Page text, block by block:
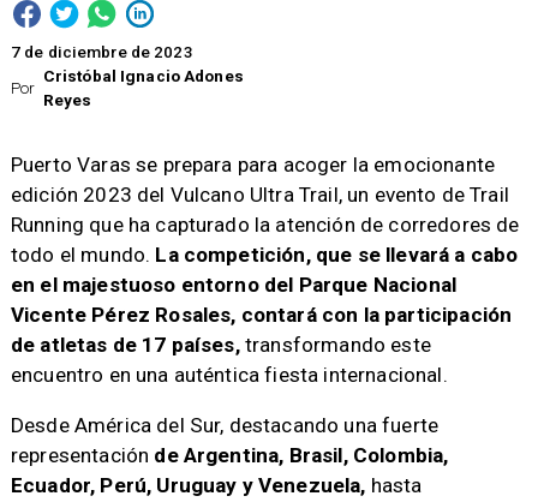
Por
Cristóbal Ignacio Adones
Reyes
7 de diciembre de 2023
Puerto Varas se prepara para acoger la emocionante
edición 2023 del Vulcano Ultra Trail, un evento de Trail
Running que ha capturado la atención de corredores de
todo el mundo. La competición, que se llevará a cabo
en el majestuoso entorno del Parque Nacional
Vicente Pérez Rosales, contará con la participación
de atletas de 17 países,transformando este
encuentro en una auténtica fiesta internacional.
Desde América del Sur, destacando una fuerte
representación de Argentina, Brasil, Colombia,
Ecuador, Perú, Uruguay y Venezuela, hasta